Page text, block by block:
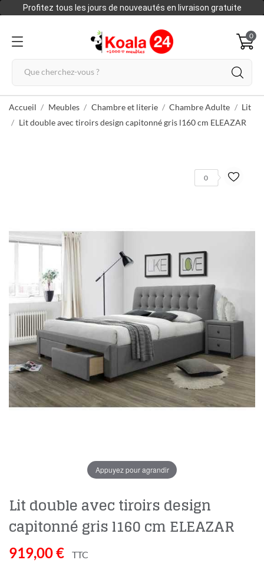
Profitez tous les jours de nouveautés en livraison gratuite
0
Accueil Meubles Chambre et literie Chambre Adulte
Lit
Lit double avec tiroirs design capitonné gris l160 cm ELEAZAR
Appuyez pour agrandir
0
Lit double avec tiroirs design
capitonné gris l160 cm ELEAZAR
919,00 € TTC